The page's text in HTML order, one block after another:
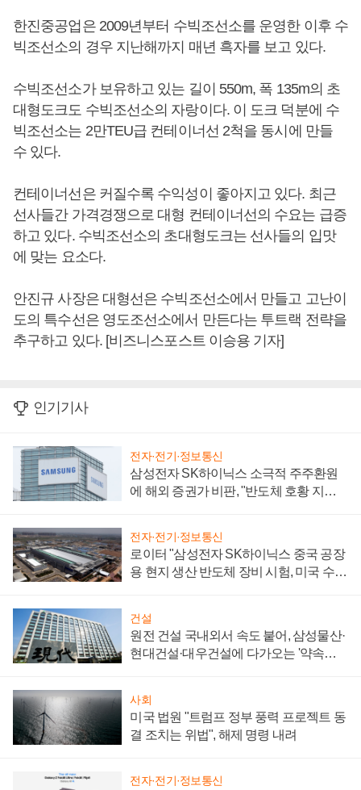
한진중공업은 2009년부터 수빅조선소를 운영한 이후 수
빅조선소의 경우 지난해까지 매년 흑자를 보고 있다.
수빅조선소가 보유하고 있는 길이 550m, 폭 135m의 초
대형도크도 수빅조선소의 자랑이다. 이 도크 덕분에 수
빅조선소는 2만TEU급 컨테이너선 2척을 동시에 만들
수 있다.
컨테이너선은 커질수록 수익성이 좋아지고 있다. 최근
선사들간 가격경쟁으로 대형 컨테이너선의 수요는 급증
하고 있다. 수빅조선소의 초대형도크는 선사들의 입맛
에 맞는 요소다.
안진규 사장은 대형선은 수빅조선소에서 만들고 고난이
도의 특수선은 영도조선소에서 만든다는 투트랙 전략을
추구하고 있다. [비즈니스포스트 이승용 기자]
인기기사
전자·전기·정보통신
삼성전자 SK하이닉스 소극적 주주환원
에 해외 증권가 비판, "반도체 호황 지속
전자·전기·정보통신
로이터 "삼성전자 SK하이닉스 중국 공장
용 현지 생산 반도체 장비 시험, 미국 수출
건설
원전 건설 국내외서 속도 붙어, 삼성물산·
현대건설·대우건설에 다가오는 '약속의
사회
미국 법원 "트럼프 정부 풍력 프로젝트 동
결 조치는 위법", 해제 명령 내려
전자·전기·정보통신